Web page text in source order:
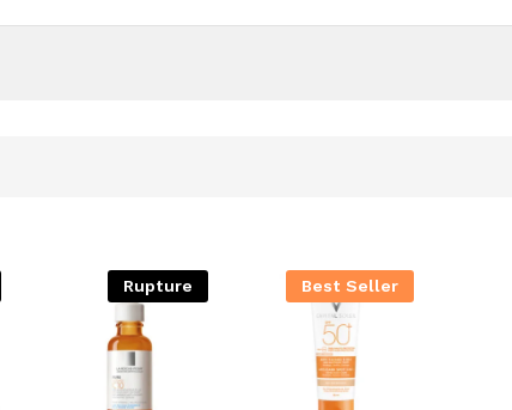
Rupture Best Seller